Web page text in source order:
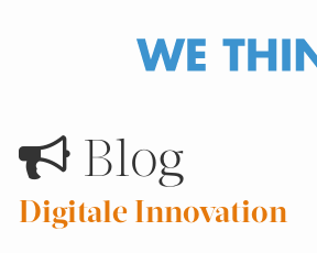
Blog
Digitale Innovation